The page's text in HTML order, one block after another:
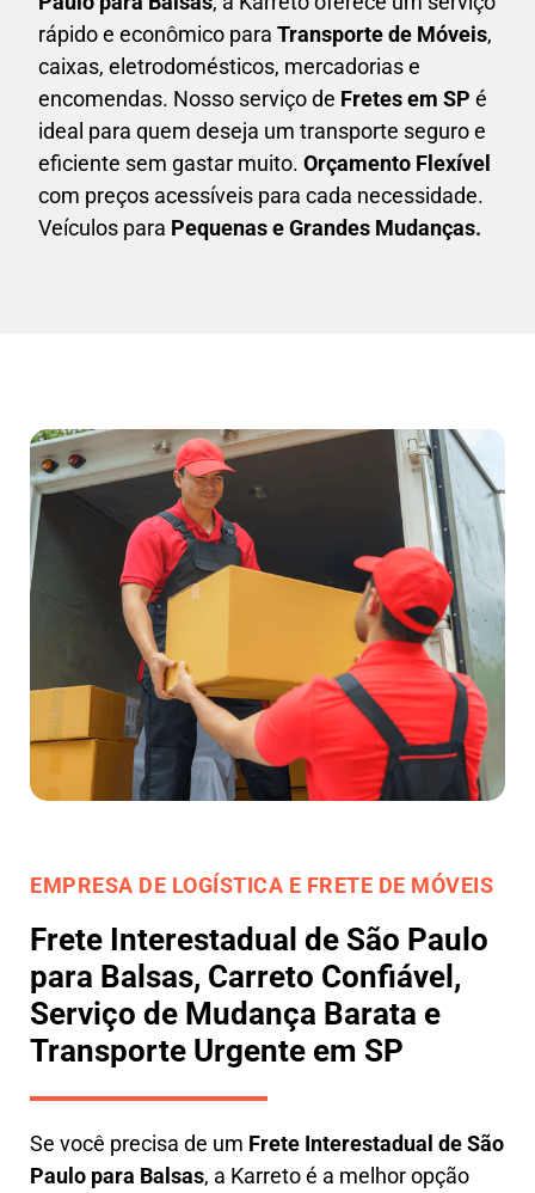
rápido e econômico para Transporte de Móveis,
caixas, eletrodomésticos, mercadorias e
encomendas. Nosso serviço de Fretes em SP é
ideal para quem deseja um transporte seguro e
eficiente sem gastar muito. Orçamento Flexível
com preços acessíveis para cada necessidade.
Veículos para Pequenas e Grandes Mudanças.
EMPRESA DE LOGÍSTICA E FRETE DE MÓVEIS
Frete Interestadual de São Paulo
para Balsas, Carreto Confiável,
Serviço de Mudança Barata e
Transporte Urgente em SP
Se você precisa de um Frete Interestadual de São
Paulo para Balsas, a Karreto é a melhor opção